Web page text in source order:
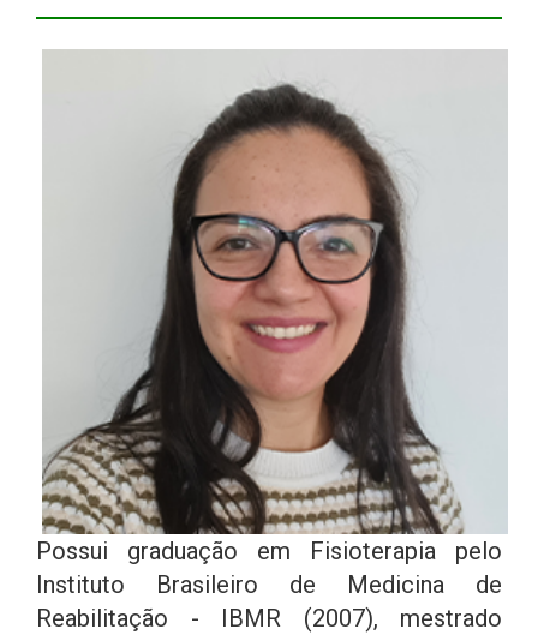
Possui graduação em Fisioterapia pelo
Instituto Brasileiro de Medicina de
Reabilitação - IBMR (2007), mestrado